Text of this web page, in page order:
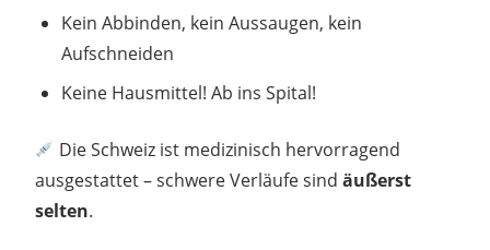
Kein Abbinden, kein Aussaugen, kein
Aufschneiden
Keine Hausmittel! Ab ins Spital!
Die Schweiz ist medizinisch hervorragend
ausgestattet – schwere Verläufe sind äußerst
selten.